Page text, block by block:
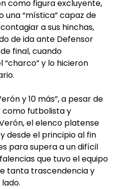
como figura excluyente,
una “mística” capaz de
a sus hinchas,
de ida ante Defensor
final, cuando
y lo hicieron
y 10 más”, a pesar de
como futbolista y
el elenco platense
desde el principio al fin
para supera a un difícil
que tuvo el equipo
tanta trascendencia y